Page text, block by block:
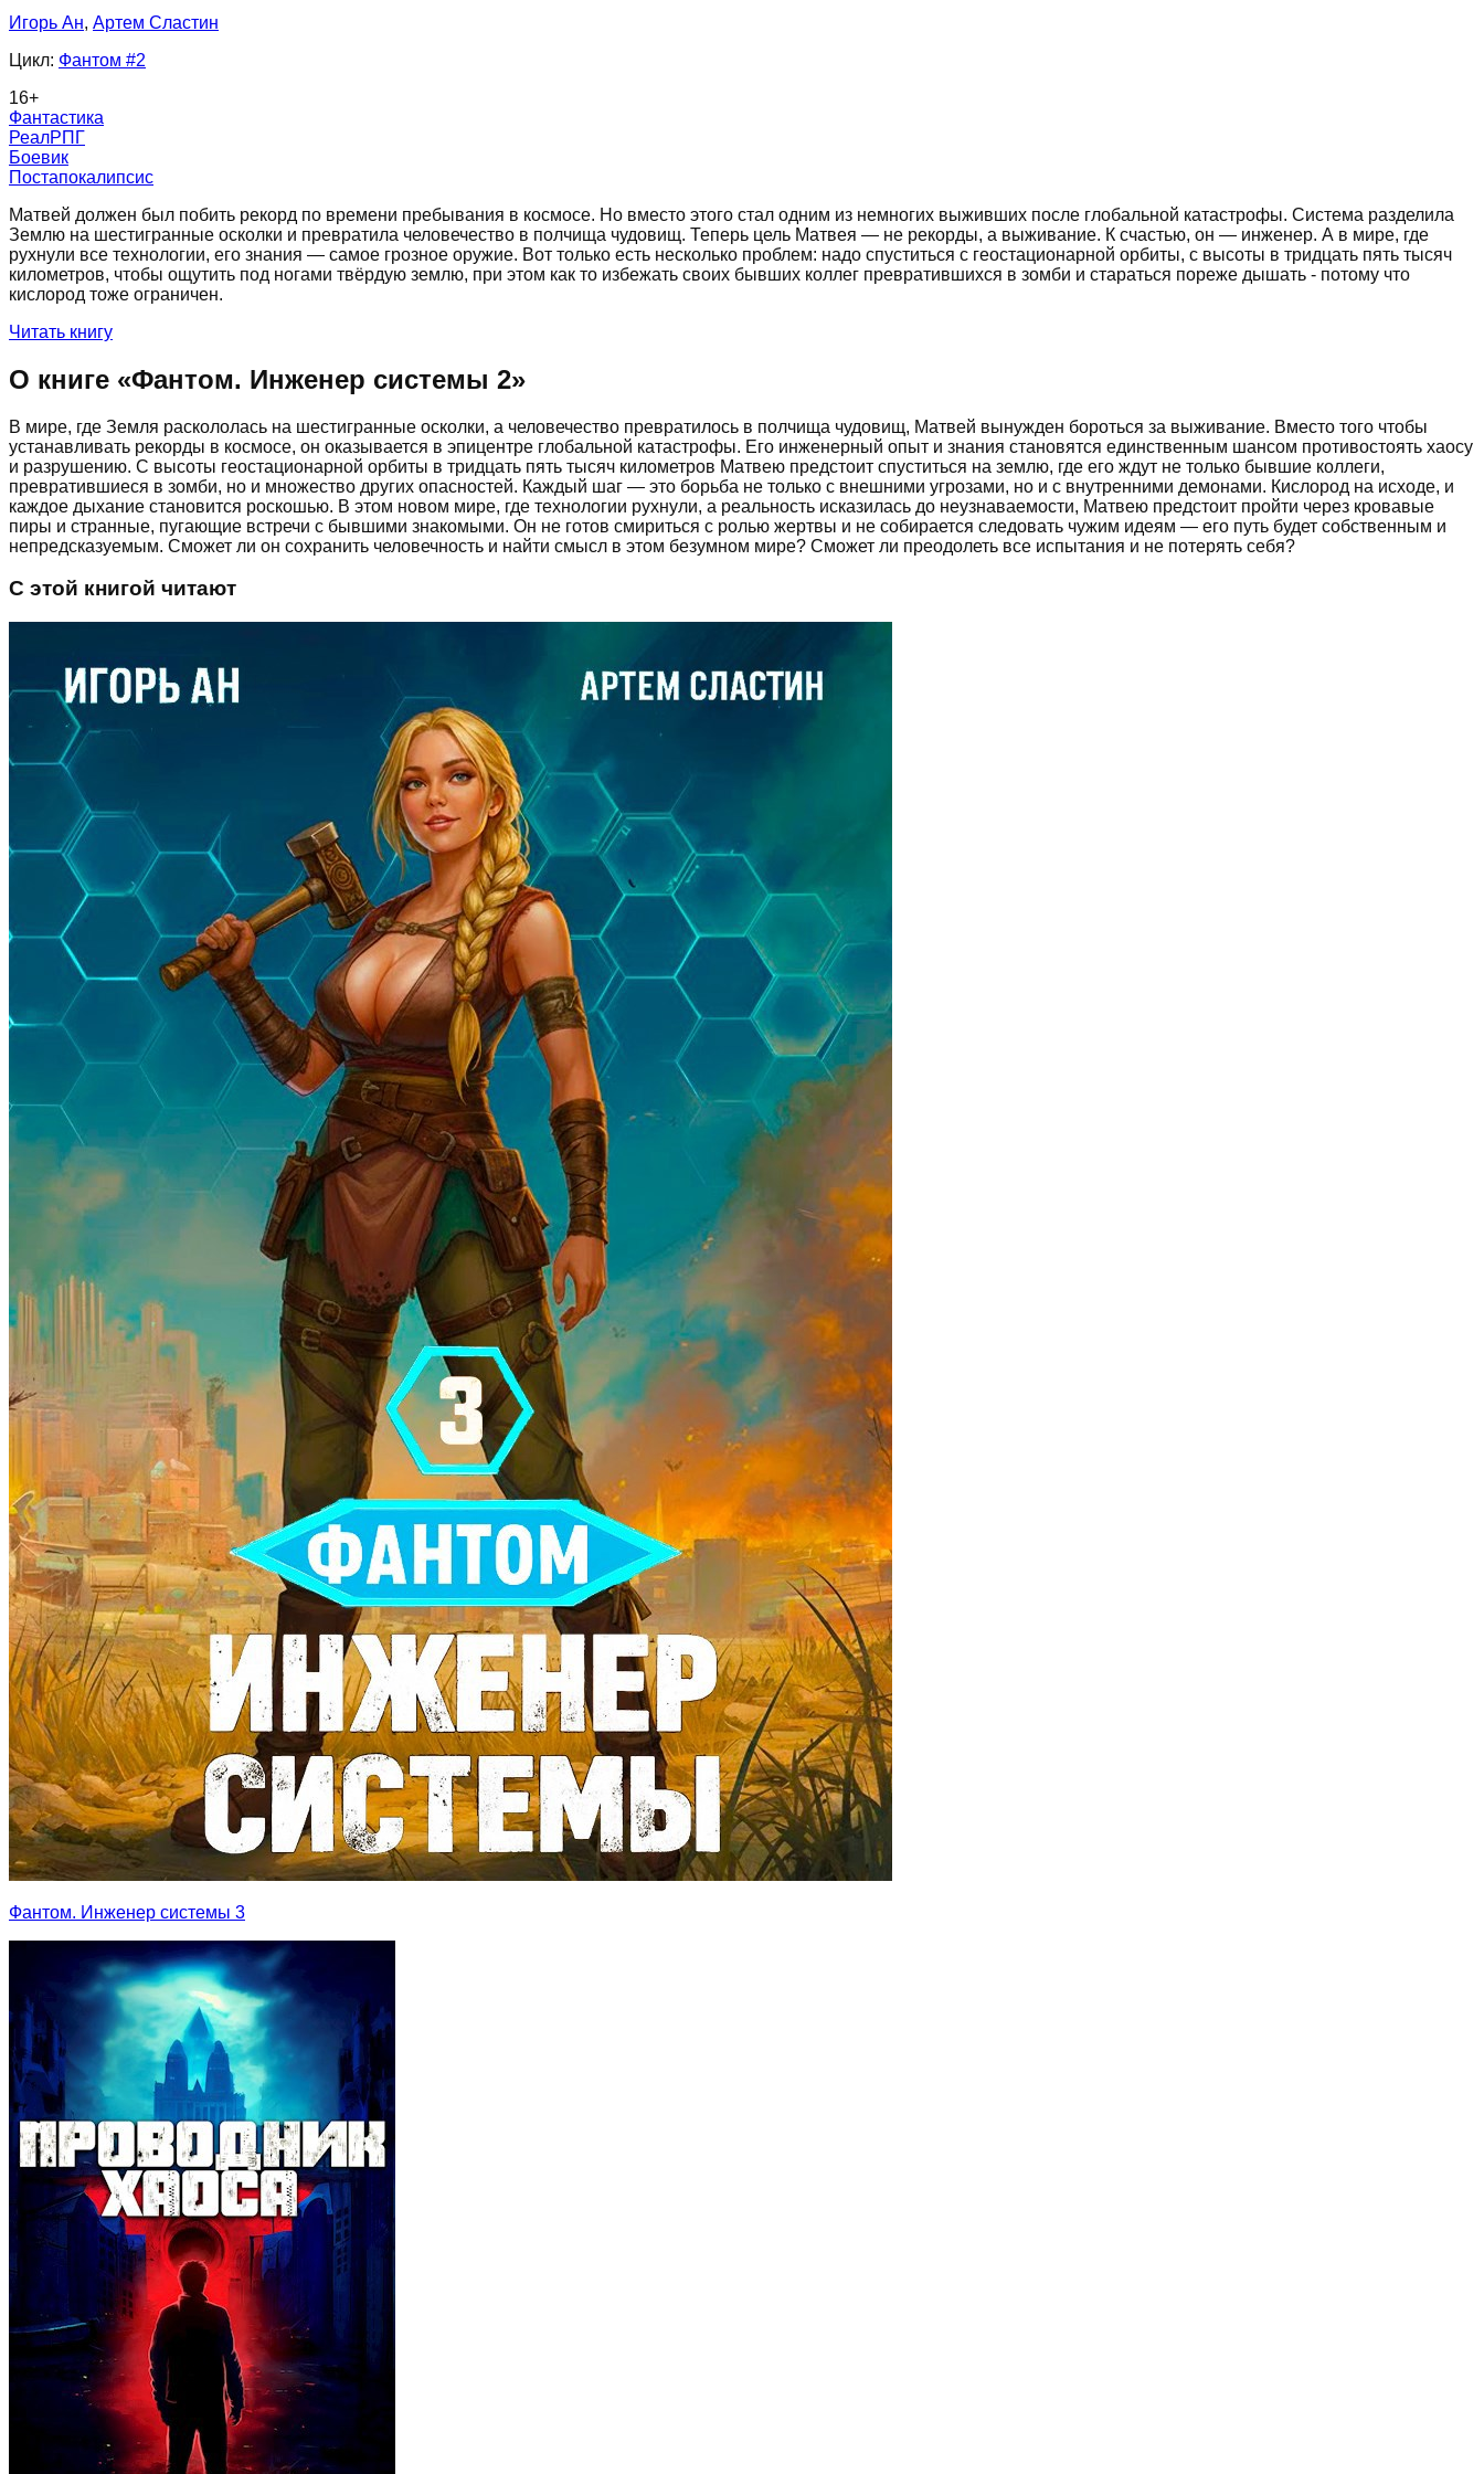
Игорь Ан, Артем Сластин
Цикл: Фантом #2
16+
Фантастика
РеалРПГ
Боевик
Постапокалипсис
Матвей должен был побить рекорд по времени пребывания в космосе. Но вместо этого стал одним из немногих выживших после глобальной катастрофы. Система разделила
Землю на шестигранные осколки и превратила человечество в полчища чудовищ. Теперь цель Матвея — не рекорды, а выживание. К счастью, он — инженер. А в мире, где
рухнули все технологии, его знания — самое грозное оружие. Вот только есть несколько проблем: надо спуститься с геостационарной орбиты, с высоты в тридцать пять тысяч
километров, чтобы ощутить под ногами твёрдую землю, при этом как то избежать своих бывших коллег превратившихся в зомби и стараться пореже дышать - потому что
кислород тоже ограничен.
Читать книгу
О книге «Фантом. Инженер системы 2»
В мире, где Земля раскололась на шестигранные осколки, а человечество превратилось в полчища чудовищ, Матвей вынужден бороться за выживание. Вместо того чтобы
устанавливать рекорды в космосе, он оказывается в эпицентре глобальной катастрофы. Его инженерный опыт и знания становятся единственным шансом противостоять хаосу
и разрушению. С высоты геостационарной орбиты в тридцать пять тысяч километров Матвею предстоит спуститься на землю, где его ждут не только бывшие коллеги,
превратившиеся в зомби, но и множество других опасностей. Каждый шаг — это борьба не только с внешними угрозами, но и с внутренними демонами. Кислород на исходе, и
каждое дыхание становится роскошью. В этом новом мире, где технологии рухнули, а реальность исказилась до неузнаваемости, Матвею предстоит пройти через кровавые
пиры и странные, пугающие встречи с бывшими знакомыми. Он не готов смириться с ролью жертвы и не собирается следовать чужим идеям — его путь будет собственным и
непредсказуемым. Сможет ли он сохранить человечность и найти смысл в этом безумном мире? Сможет ли преодолеть все испытания и не потерять себя?
С этой книгой читают
Фантом. Инженер системы 3